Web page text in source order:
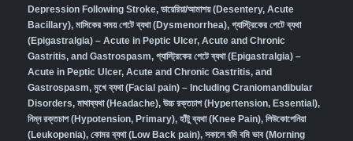
Depression Following Stroke, ডায়েরিয়া/আমাশয় (Desentery, Acute
Bacillary), মাসিকের সময় পেটে ব্যথা (Dysmenorrhea), গ্যাস্ট্রিকের পেটে ব্যথা
(Epigastralgia) – Acute in Peptic Ulcer, Acute and Chronic
Gastritis, and Gastrospasm, গ্যাস্ট্রিকের পেটে ব্যথা (Epigastralgia) –
Acute in Peptic Ulcer, Acute and Chronic Gastritis, and
Gastrospasm, মুখে ব্যথা (Facial pain) – Including Craniomandibular
Disorders, মাথাব্যথা (Headache), উচ্চ রক্তচাপ (Hypertension, Essential),
নিম্ন রক্তচাপ (Hypotension, Primary), হাঁটু ব্যথা (Knee Pain), লিউকোপেনিয়া
(Leukopenia), কোমর ব্যথা (Low Back pain), সকালে বমি বমি ভাব (Morning